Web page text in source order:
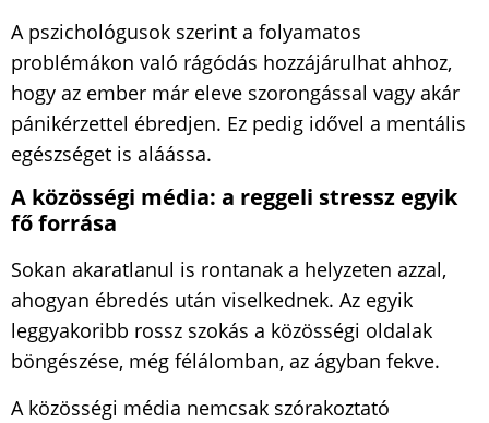
A pszichológusok szerint a folyamatos
problémákon való rágódás hozzájárulhat ahhoz,
hogy az ember már eleve szorongással vagy akár
pánikérzettel ébredjen. Ez pedig idővel a mentális
egészséget is aláássa.
A közösségi média: a reggeli stressz egyik
fő forrása
Sokan akaratlanul is rontanak a helyzeten azzal,
ahogyan ébredés után viselkednek. Az egyik
leggyakoribb rossz szokás a közösségi oldalak
böngészése, még félálomban, az ágyban fekve.
A közösségi média nemcsak szórakoztató